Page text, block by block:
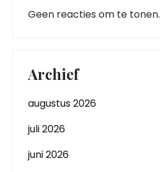
Geen reacties om te tonen.
Archief
augustus 2026
juli 2026
juni 2026